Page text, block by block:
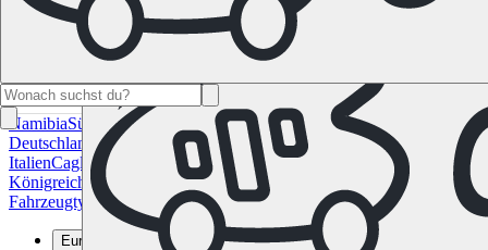
NamibiaSüdafrikaAlle Ziele in Kanada CalgaryHalifax
Deutschland
Berlin Hamburg HannoverKöln Leipzig München Stuttgart
ItalienCagliari Florenz Mailand Rom Sardinien Alle Reiseziele
Königreich Edinburgh Glasgow London Schottland Alle
Fahrzeugtypen Wohnmobil-RatgeberReisemagazinFAQ Geschenk
Europa